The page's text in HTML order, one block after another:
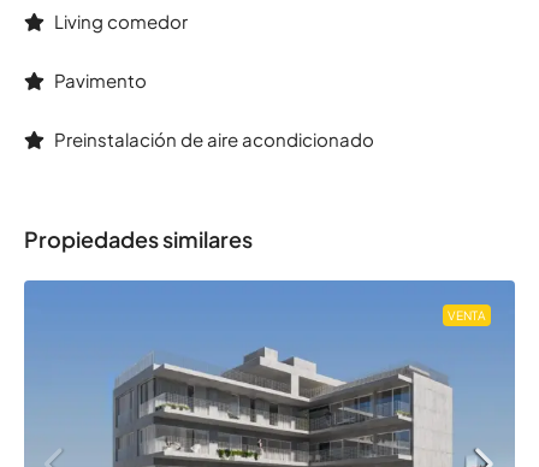
Living comedor
Pavimento
Preinstalación de aire acondicionado
Propiedades similares
VENTA